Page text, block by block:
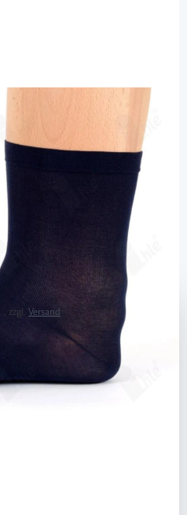
marine Gr. 35-38 -
, zzgl. Versand
(0,50 € Ersparnis pro Stk.)